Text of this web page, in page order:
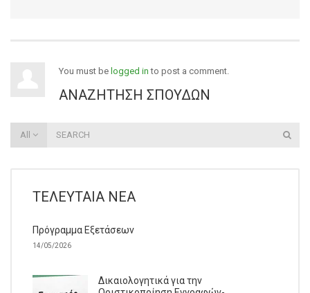
You must be logged in to post a comment.
ΑΝΑΖΉΤΗΣΗ ΣΠΟΥΔΏΝ
All
ΤΕΛΕΥΤΑΊΑ ΝΈΑ
Πρόγραμμα Εξετάσεων
14/05/2026
Δικαιολογητικά για την